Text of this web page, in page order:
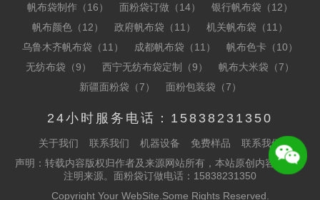
帆布袋制作（16）
面粉袋订做（14）
银行帆布袋（12）
帆布颜色（12）
政府帆布袋（11）
机关帆布袋（11）
乌鲁木齐帆布袋（11）
成都帆布袋（11）
帆布色卡（10）
无纺布袋（9）
西宁无纺布袋定制（9）
帆布大米袋（7）
新疆面粉袋（7）
面粉包装袋（7）
24小时服务电话：15838231350
关于我们 联系我们 机器设备 免费样品
联系我们
声明：转载内容版权归作者及来源网站所有，本站原创内容转载请
注明来源。面粉袋订做电话：15838231350
Copyright Your WebSite.Some Rights Reserved.